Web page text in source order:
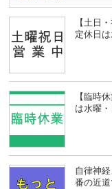
【土日
定休日
【臨時
は水曜
自律神
番の近